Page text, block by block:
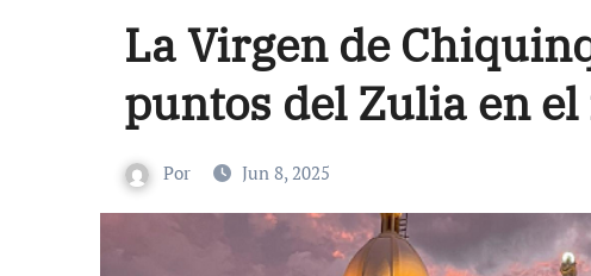
La Virgen de
puntos del Zulia en el
Por Jun 8, 2025